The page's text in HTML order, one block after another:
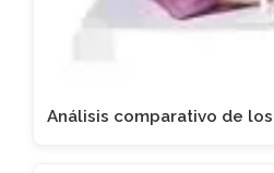
Análisis comparativo de